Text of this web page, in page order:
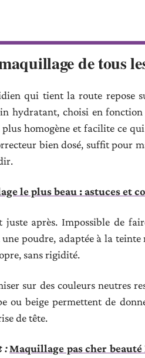
de tous
qui tient la route repose
hydratant, choisi en
homogène et facilite ce
bien dosé, suffit pour
le plus beau : astuces et
juste après. Impossible de
poudre, adaptée à la
sans rigidité.
sur des couleurs neutres
ou beige permettent de
de tête.
: Maquillage pas cher